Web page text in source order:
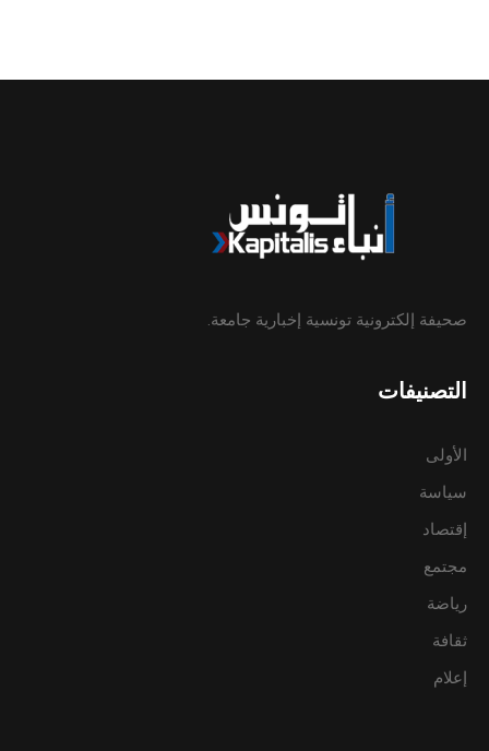
صحيفة إلكترونية تونسية إخبارية جامعة.
التصنيفات
الأولى
سياسة
إقتصاد
مجتمع
رياضة
ثقافة
إعلام